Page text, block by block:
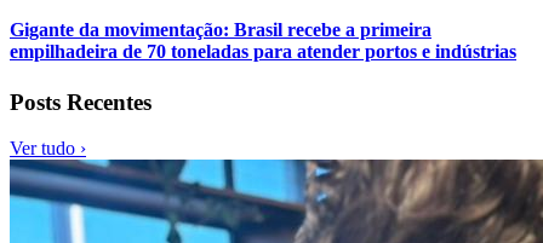
Gigante da movimentação: Brasil recebe a primeira
empilhadeira de 70 toneladas para atender portos e indústrias
Posts Recentes
Ver tudo ›